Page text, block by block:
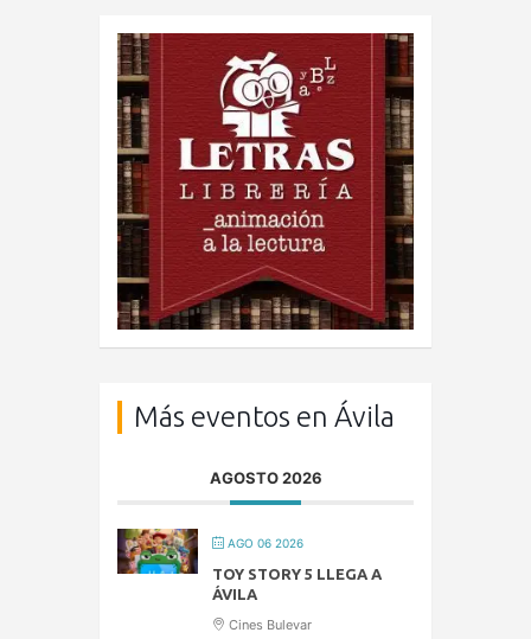
Más eventos en Ávila
AGOSTO 2026
AGO 06 2026
TOY STORY 5 LLEGA A
ÁVILA
Cines Bulevar